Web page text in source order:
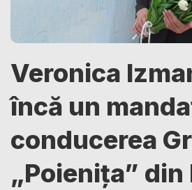
Veronica
încă un
conducerea
„Poienița”